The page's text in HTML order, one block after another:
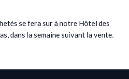
se fera sur à notre Hôtel des
dans la semaine suivant la vente.